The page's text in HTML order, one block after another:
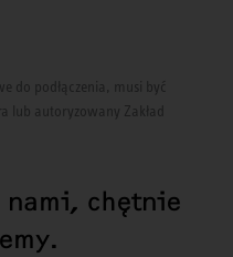
do podłączenia, musi być
lub autoryzowany Zakład
chętnie